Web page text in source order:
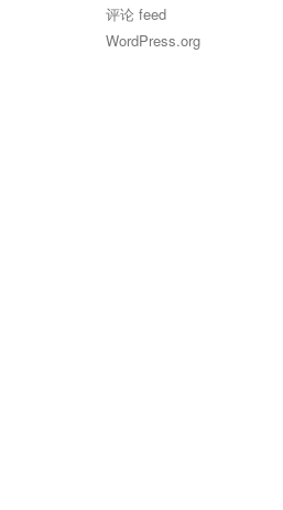
评论 feed
WordPress.org